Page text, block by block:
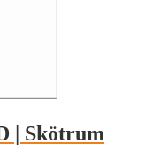
| Skötrum